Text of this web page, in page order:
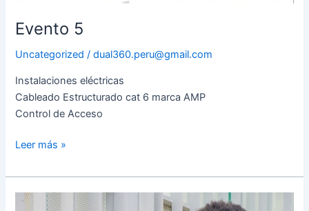
Evento 5
Uncategorized /dual360.peru@gmail.com
Instalaciones eléctricas
Cableado Estructurado cat 6 marca AMP
Control de Acceso
Leer más »
Evento